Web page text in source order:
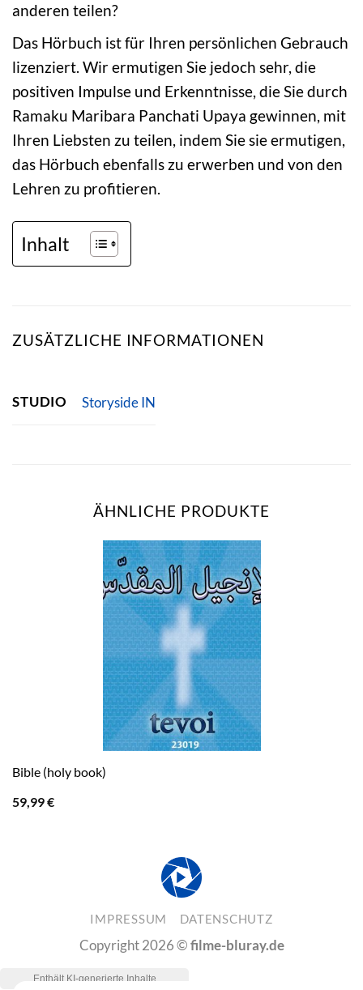
anderen teilen?
Das Hörbuch ist für Ihren persönlichen Gebrauch
lizenziert. Wir ermutigen Sie jedoch sehr, die
positiven Impulse und Erkenntnisse, die Sie durch
Ramaku Maribara Panchati Upaya gewinnen, mit
Ihren Liebsten zu teilen, indem Sie sie ermutigen,
das Hörbuch ebenfalls zu erwerben und von den
Lehren zu profitieren.
Inhalt
ZUSÄTZLICHE INFORMATIONEN
STUDIO Storyside IN
ÄHNLICHE PRODUKTE
Bible (holy book)
59,99€
IMPRESSUM DATENSCHUTZ
Copyright 2026 ©filme-bluray.de